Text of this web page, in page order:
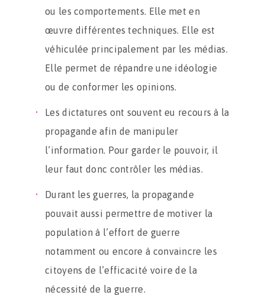
ou les comportements. Elle met en
œuvre différentes techniques. Elle est
véhiculée principalement par les médias.
Elle permet de répandre une idéologie
ou de conformer les opinions.
Les dictatures ont souvent eu recours à la
propagande afin de manipuler
l’information. Pour garder le pouvoir, il
leur faut donc contrôler les médias.
Durant les guerres, la propagande
pouvait aussi permettre de motiver la
population à l’effort de guerre
notamment ou encore à convaincre les
citoyens de l’efficacité voire de la
nécessité de la guerre.